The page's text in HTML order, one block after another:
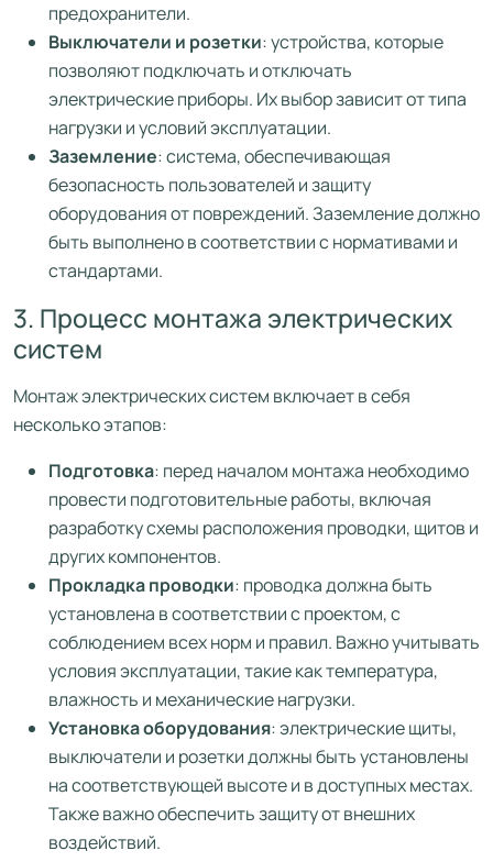
предохранители.
Выключатели и розетки: устройства, которые
позволяют подключать и отключать
электрические приборы. Их выбор зависит от типа
нагрузки и условий эксплуатации.
Заземление: система, обеспечивающая
безопасность пользователей и защиту
оборудования от повреждений. Заземление должно
быть выполнено в соответствии с нормативами и
стандартами.
3. Процесс монтажа электрических
систем
Монтаж электрических систем включает в себя
несколько этапов:
Подготовка: перед началом монтажа необходимо
провести подготовительные работы, включая
разработку схемы расположения проводки, щитов и
других компонентов.
Прокладка проводки: проводка должна быть
установлена в соответствии с проектом, с
соблюдением всех норм и правил. Важно учитывать
условия эксплуатации, такие как температура,
влажность и механические нагрузки.
Установка оборудования: электрические щиты,
выключатели и розетки должны быть установлены
на соответствующей высоте и в доступных местах.
Также важно обеспечить защиту от внешних
воздействий.